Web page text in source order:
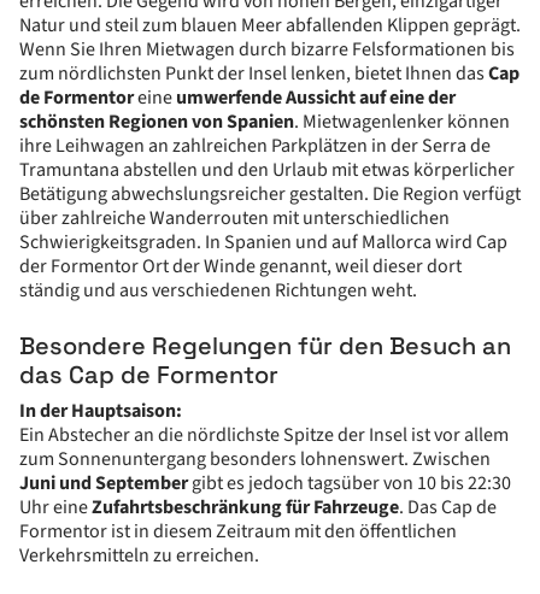
Natur und steil zum blauen Meer abfallenden Klippen geprägt.
Wenn Sie Ihren Mietwagen durch bizarre Felsformationen bis
zum nördlichsten Punkt der Insel lenken, bietet Ihnen dasCap
de Formentoreineumwerfende Aussicht auf eine der
schönsten Regionen von Spanien. Mietwagenlenker können
ihre Leihwagen an zahlreichen Parkplätzen in der Serra de
Tramuntana abstellen und den Urlaub mit etwas körperlicher
Betätigung abwechslungsreicher gestalten. Die Region verfügt
über zahlreiche Wanderrouten mit unterschiedlichen
Schwierigkeitsgraden. In Spanien und auf Mallorca wird Cap
der Formentor Ort der Winde genannt, weil dieser dort
ständig und aus verschiedenen Richtungen weht.
Besondere Regelungen für den Besuch an
das Cap de Formentor
In der Hauptsaison:
Ein Abstecher an die nördlichste Spitze der Insel ist vor allem
zum Sonnenuntergang besonders lohnenswert. Zwischen
Juni und Septembergibt es jedoch tagsüber von 10 bis 22:30
Uhr eineZufahrtsbeschränkung für Fahrzeuge. Das Cap de
Formentor ist in diesem Zeitraum mit den öffentlichen
Verkehrsmitteln zu erreichen.